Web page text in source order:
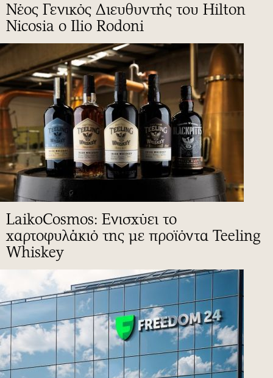
Νέος Γενικός Διευθυντής του Hilton
Nicosia ο Ilio Rodoni
LaikoCosmos: Ενισχύει το
χαρτοφυλάκιό της με προϊόντα Teeling
Whiskey